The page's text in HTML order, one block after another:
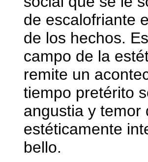
de escalofriante
de los hechos.
campo de la
remite un
tiempo pretérito
angustia y temor
estéticamente
bello.